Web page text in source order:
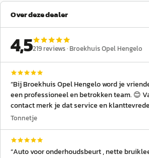
Over deze dealer
4,5219reviews ·Broekhuis Opel Hengelo
“Bij Broekhuis Opel Hengelo word je
een professioneel en betrokken team. 😊
contact merk je dat service en
staan. ☕ Tijdens een bezoek staat er altijd
Mokka aangeschaft en daar ben ik zeer
verkoper nam de tijd om alles duidelijk uit
Tonnetje
“Auto voor onderhoudsbeurt , nette bruikleen